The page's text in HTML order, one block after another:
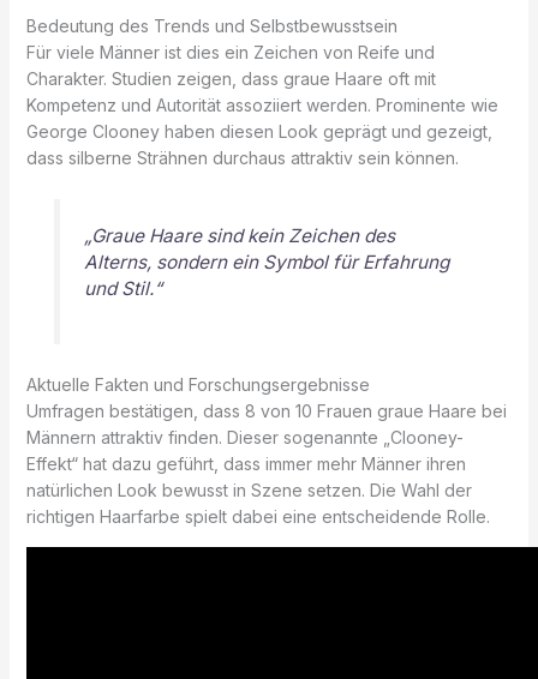
Bedeutung des Trends und Selbstbewusstsein
Für viele Männer ist dies ein Zeichen von Reife und
Charakter. Studien zeigen, dass graue Haare oft mit
Kompetenz und Autorität assoziiert werden. Prominente wie
George Clooney haben diesen Look geprägt und gezeigt,
dass silberne Strähnen durchaus attraktiv sein können.
„Graue Haare sind kein Zeichen des
Alterns, sondern ein Symbol für Erfahrung
und Stil.“
Aktuelle Fakten und Forschungsergebnisse
Umfragen bestätigen, dass 8 von 10 Frauen graue Haare bei
Männern attraktiv finden. Dieser sogenannte „Clooney-
Effekt“ hat dazu geführt, dass immer mehr Männer ihren
natürlichen Look bewusst in Szene setzen. Die Wahl der
richtigen Haarfarbe spielt dabei eine entscheidende Rolle.